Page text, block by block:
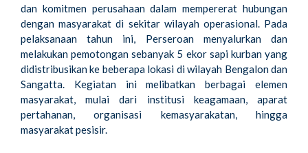
dan komitmen perusahaan dalam mempererat hubungan
dengan masyarakat di sekitar wilayah operasional. Pada
pelaksanaan tahun ini, Perseroan menyalurkan dan
melakukan pemotongan sebanyak 5 ekor sapi kurban yang
didistribusikan ke beberapa lokasi di wilayah Bengalon dan
Sangatta. Kegiatan ini melibatkan berbagai elemen
masyarakat, mulai dari institusi keagamaan, aparat
pertahanan, organisasi kemasyarakatan, hingga
masyarakat pesisir.